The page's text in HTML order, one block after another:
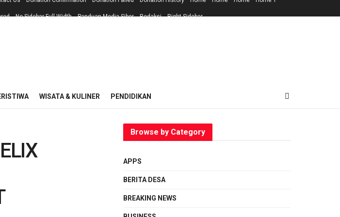
No Sidebar Full Width Panduan Media Siber Redaksi Right Sidebar
WISATA & KULINER PENDIDIKAN
Browse by Category
APPS
BERITA DESA
BREAKING NEWS